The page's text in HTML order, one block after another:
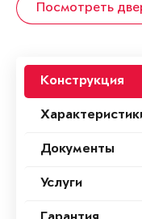
Посмотреть
Конструкция
Документы
Услуги